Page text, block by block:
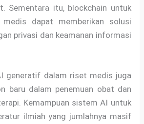
Sementara itu, blockchain untuk
medis dapat memberikan solusi
privasi dan keamanan informasi
generatif dalam riset medis juga
baru dalam penemuan obat dan
Kemampuan sistem AI untuk
ilmiah yang jumlahnya masif